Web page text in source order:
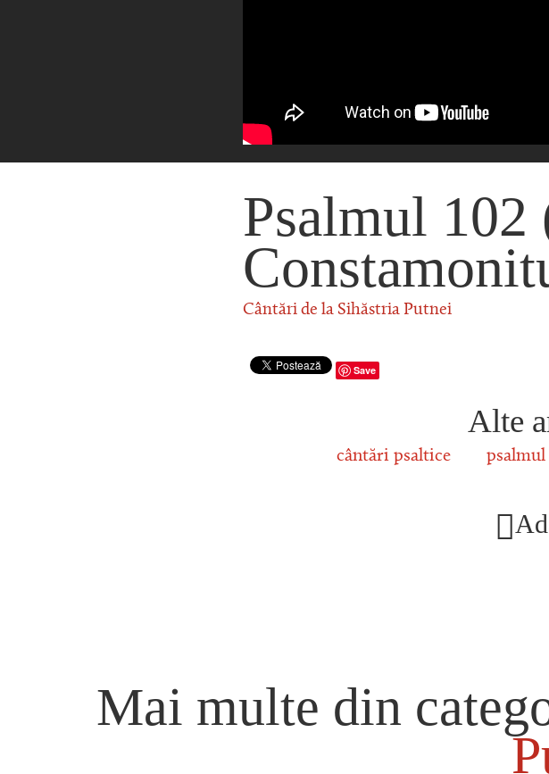
Psalmul 102
Cântări de la Sihăstria Putnei
Save
Alte
cântări psaltice psalmul
Mai multe din